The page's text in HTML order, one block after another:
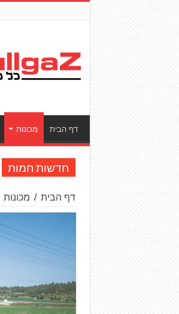
דף הבית מכונות
חדשות חמות
דף הבית / מכונות